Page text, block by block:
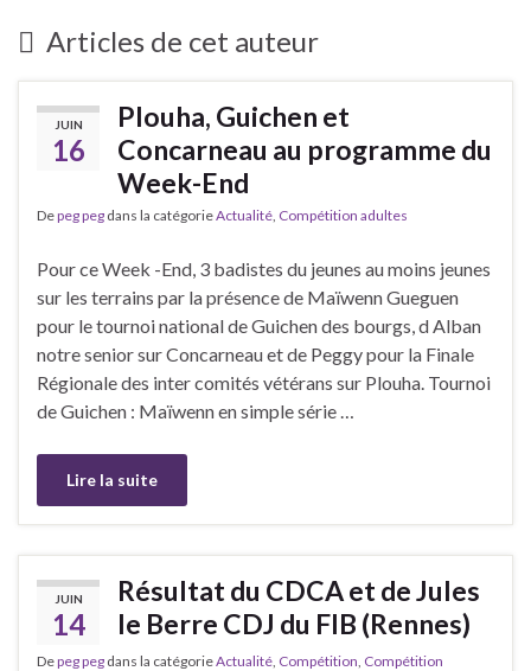
Articles de cet auteur
JUIN
16
Plouha, Guichen et
Concarneau au programme du
Week-End
Depeg peg dans la catégorieActualité Compétition adultes
Pour ce Week -End, 3 badistes du jeunes au moins jeunes
sur les terrains par la présence de Maïwenn Gueguen
pour le tournoi national de Guichen des bourgs, d Alban
notre senior sur Concarneau et de Peggy pour la Finale
Régionale des inter comités vétérans sur Plouha. Tournoi
de Guichen : Maïwenn en simple série …
Lire la suite
JUIN
14
Résultat du CDCA et de Jules
le Berre CDJ du FIB (Rennes)
Depeg peg dans la catégorieActualité Compétition Compétition